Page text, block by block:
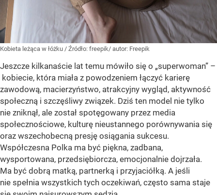
Kobieta leżąca w łóżku / Źródło: freepik/ autor: Freepik
Jeszcze kilkanaście lat temu mówiło się o „superwoman” –
kobiecie, która miała z powodzeniem łączyć karierę
zawodową, macierzyństwo, atrakcyjny wygląd, aktywność
społeczną i szczęśliwy związek. Dziś ten model nie tylko
nie zniknął, ale został spotęgowany przez media
społecznościowe, kulturę nieustannego porównywania się
oraz wszechobecną presję osiągania sukcesu.
Współczesna Polka ma być piękna, zadbana,
wysportowana, przedsiębiorcza, emocjonalnie dojrzała.
Ma być dobrą matką, partnerką i przyjaciółką. A jeśli
nie spełnia wszystkich tych oczekiwań, często sama staje